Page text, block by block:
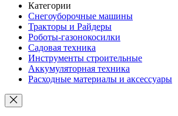
Категории
Снегоуборочные машины
Тракторы и Райдеры
Роботы-газонокосилки
Садовая техника
Инструменты строительные
Аккумуляторная техника
Расходные материалы и аксессуары